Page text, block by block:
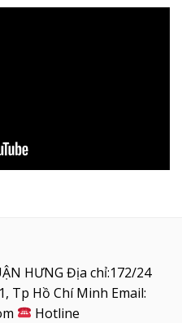
HƯNG Địa chỉ:172/24
Tp Hồ Chí Minh Email:
Hotline